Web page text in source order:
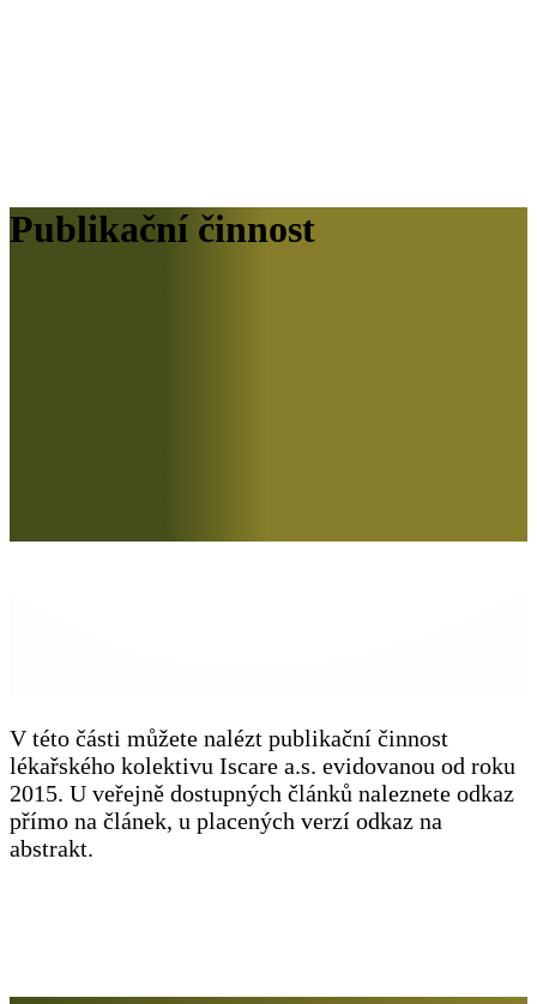
Publikační činnost
V této části můžete nalézt publikační činnost
lékařského kolektivu Iscare a.s. evidovanou od roku
2015. U veřejně dostupných článků naleznete odkaz
přímo na článek, u placených verzí odkaz na
abstrakt.